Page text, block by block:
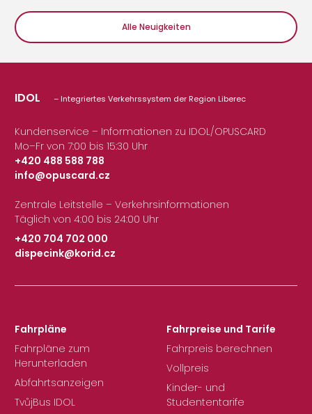
Alle Neuigkeiten
IDOL – Integriertes Verkehrssystem der Region Liberec
Kundenservice – Informationen zu IDOL/OPUSCARD
Mo–Fr von 7:00 bis 15:30 Uhr
+420 488 588 788
|
info@opuscard.cz
Zentrale Leitstelle – Verkehrsinformationen
Täglich von 4:00 bis 24:00 Uhr
+420 704 702 000
|
dispecink@korid.cz
Fahrpläne
Fahrpläne zum
Herunterladen
Abfahrtsanzeigen
TvůjBus IDOL
Fahrpreise und Tarife
Fahrpreis berechnen
Vollpreis
Kinder- und
Studententarife